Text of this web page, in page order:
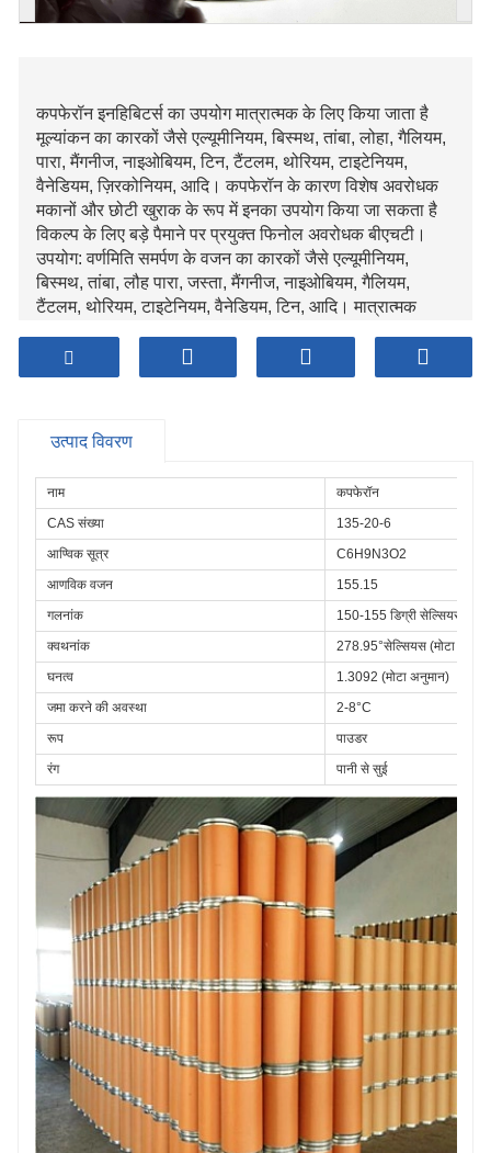
कपफेरॉन इनहिबिटर्स का उपयोग मात्रात्मक के लिए किया जाता है
मूल्यांकन का कारकों जैसे एल्यूमीनियम, बिस्मथ, तांबा, लोहा, गैलियम,
पारा, मैंगनीज, नाइओबियम, टिन, टैंटलम, थोरियम, टाइटेनियम,
वैनेडियम, ज़िरकोनियम, आदि। कपफेरॉन के कारण विशेष अवरोधक
मकानों और छोटी खुराक के रूप में इनका उपयोग किया जा सकता है
विकल्प के लिए बड़े पैमाने पर प्रयुक्त फिनोल अवरोधक बीएचटी।
उपयोग: वर्णमिति समर्पण के वजन का कारकों जैसे एल्यूमीनियम,
बिस्मथ, तांबा, लौह पारा, जस्ता, मैंगनीज, नाइओबियम, गैलियम,
टैंटलम, थोरियम, टाइटेनियम, वैनेडियम, टिन, आदि। मात्रात्मक
वनाडेट्स का, तांबा और लोहे का पृथक्करण कब मिश्रित साथ अलग
धातु, और एक के रूप में उपयोग करें ओवरले मापते समय एजेंट
इस्पात आयनों और अवक्षेपित करने के लिए और तय करना से लोहा
मज़बूत एसिड समाधान; मात्रात्मक के लिए उपयोग किया जाता है
समर्पण गहरे का बैंगनी अवक्षेप जमाने के माध्यम से वनैडेट्स और पीला
अवक्षेप जमाने का उपयोग करके टाइटेनियम; वर्णमिति के लिए उपयोग
किया जाता है समर्पण एल्यूमीनियम का
उत्पाद विवरण
नाम
कपफेरॉन
CAS संख्या
135-20-6
आण्विक सूत्र
C6H9N3O2
आणविक वजन
155.15
गलनांक
150-155 डिग्री सेल्सियस
क्वथनांक
278.95°सेल्सियस (मोटा
घनत्व
1.3092 (मोटा अनुमान)
जमा करने की अवस्था
2-8°C
रूप
पाउडर
रंग
पानी से सुई